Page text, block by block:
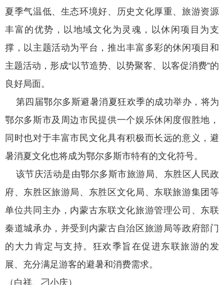
夏季气温低、生态环境好、历史文化厚重、旅游资源
丰富的优势，以地域文化为灵魂，以休闲项目为支
撑，以主题活动为平台，推出丰富多彩的休闲项目和
主题活动，形成“以节造势、以势聚客、以客促消费”的
良好局面。
第四届鄂尔多斯避暑消夏狂欢季的成功举办，将为
鄂尔多斯市及周边市民提供一个娱乐休闲度假胜地，
同时也对于丰富市民文化具有积极而长远的意义，避
暑消夏文化也将成为鄂尔多斯市特有的文化符号。
该节庆活动是由鄂尔多斯市旅游局、东胜区人民政
府、东胜区旅游局、东胜区文化局、东联旅游集团等
单位共同主办，内蒙古东联文化旅游管理公司、东联
秦道城承办，并受到内蒙古自治区旅游局等政府部门
的大力肯定与支持。狂欢季旨在促进东联旅游的发
展、充分满足游客的避暑和消费需求。
（白祥、刁小庆）